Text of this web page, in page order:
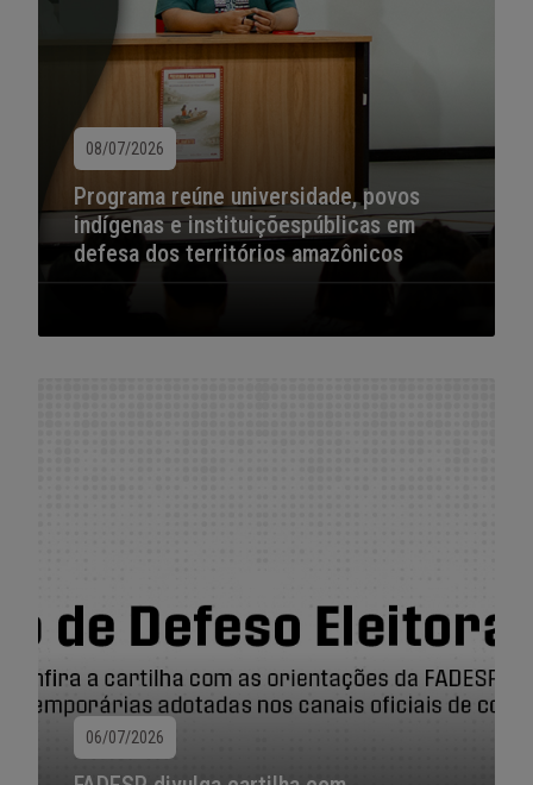
Programa reúne universidade, povos
indígenas e instituiçõespúblicas em
defesa dos territórios amazônicos
08/07/2026
06/07/2026